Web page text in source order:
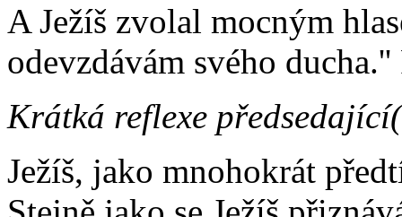
A Ježíš zvolal mocným
odevzdávám svého
Krátká reflexe
Ježíš, jako mnohokrát